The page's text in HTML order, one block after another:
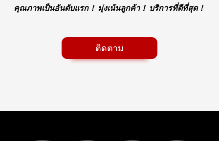
คุณภาพเป็นอันดับแรก！ มุ่งเน้นลูกค้า！ บริการที่ดีที่สุด！
ติดตาม